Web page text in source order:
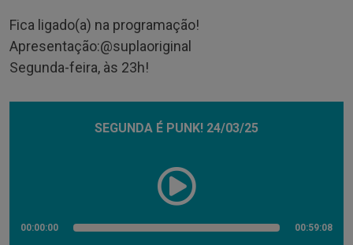
Fica ligado(a) na programação!
Apresentação:@‌suplaoriginal
Segunda-feira, às 23h!
SEGUNDA É PUNK! 24/03/25
00:00:00 00:59:08